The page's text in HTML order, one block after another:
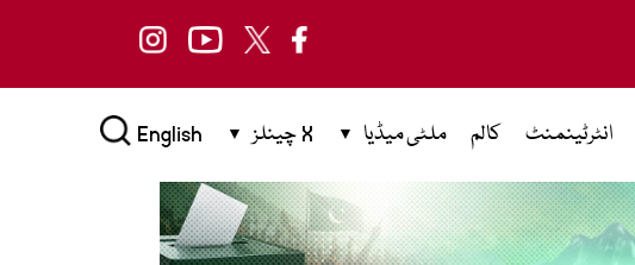
انٹرٹینمنٹ کالم ملٹی میڈیا X چینلز English